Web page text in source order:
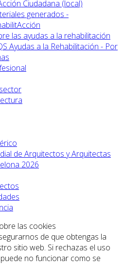
Ciudadana (local)
generados -
las ayudas a la rehabilitación
Ayudas a la Rehabilitación - Por
de Arquitectos y Arquitectas
2026
las cookies
de que obtengas la
sitio web. Si rechazas el uso
no funcionar como se